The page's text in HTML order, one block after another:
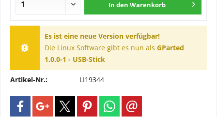
In den Warenkorb
Es ist eine neue Version verfügbar!
Die Linux Software gibt es nun als GParted
1.0.0-1 - USB-Stick
Artikel-Nr.: LI19344